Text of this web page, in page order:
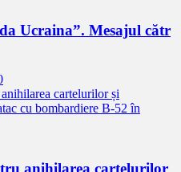
Ucraina”. Mesajul cătr
anihilarea cartelurilor